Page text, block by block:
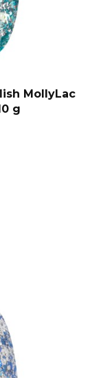
MollyLac
g